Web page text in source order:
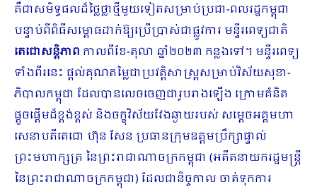
គឺជាសមិទ្ធផលដ៏ថ្លៃថ្លាថ្មីមួយទៀតសម្រាប់ប្រជា-ពលរដ្ឋកម្ពុជា
បន្ទាប់ពីពិធីសម្ពោធដាក់ឱ្យប្រើប្រាស់ជាផ្លូវការ មន្ទីរពេទ្យជាតិ
តេជោសន្តិភាព កាលពីខែ-តុលា ឆ្នាំ២០២៣ កន្លងទៅ។ មន្ទីរពេទ្យ
ទាំងពីរនេះ ផ្តល់គុណតម្លៃជាប្រវត្តិសាស្រ្តសម្រាប់វិស័យសុខា-
ភិបាលកម្ពុជា ដែលបានលេចចេញជារូបរាងឡើង ក្រោមគំនិត
ផ្តួចផ្តើមដ៏ខ្ពង់ខ្ពស់ និងចក្ខុវិស័យវែងឆ្ងាយរបស់ សម្តេចអគ្គមហា
សេនាបតីតេជោ ហ៊ុន សែន ប្រធានក្រុមឧត្តមប្រឹក្សាផ្ទាល់
ព្រះមហាក្សត្រ នៃព្រះរាជាណាចក្រកម្ពុជា (អតីតនាយករដ្ឋមន្ត្រី
នៃព្រះរាជាណាចក្រកម្ពុជា) ដែលជានិច្ចកាល ចាត់ទុកការ